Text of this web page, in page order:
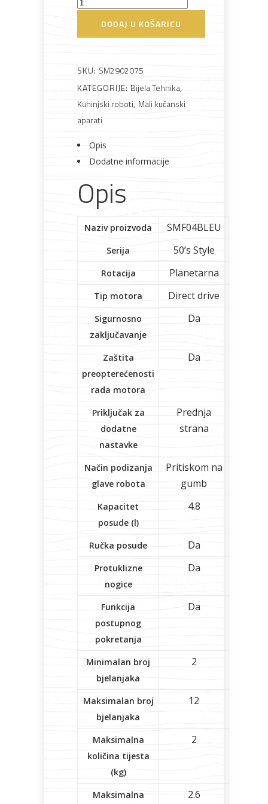
količina
DODAJ U KOŠARICU
SKU: SM2902075
KATEGORIJE: Bijela Tehnika,
Kuhinjski roboti, Mali kućanski
aparati
Opis
Dodatne informacije
Opis
Naziv proizvoda SMF04BLEU
Serija 50’s Style
Rotacija Planetarna
Tip motora Direct drive
Sigurnosno
zaključavanje
Da
Zaštita
preopterećenosti
rada motora
Da
Priključak za
dodatne
nastavke
Prednja
strana
Način podizanja
glave robota
Pritiskom na
gumb
Kapacitet
posude (l)
4.8
Ručka posude Da
Protuklizne
nogice
Da
Funkcija
postupnog
pokretanja
Da
Minimalan broj
bjelanjaka
2
Maksimalan broj
bjelanjaka
12
Maksimalna
količina tijesta
(kg)
2
Maksimalna 2.6